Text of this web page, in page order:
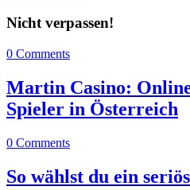
Nicht verpassen!
0 Comments
Martin Casino:
Spieler in Österreich
0 Comments
So wählst du ein